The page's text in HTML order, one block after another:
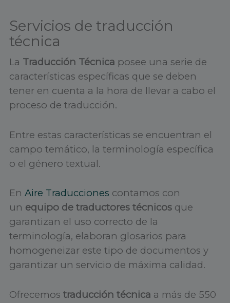
Servicios de traducción
técnica
La Traducción Técnica posee una serie de
características específicas que se deben
tener en cuenta a la hora de llevar a cabo el
proceso de traducción.
Entre estas características se encuentran el
campo temático, la terminología específica
o el género textual.
En Aire Traducciones contamos con
un equipo de traductores técnicos que
garantizan el uso correcto de la
terminología, elaboran glosarios para
homogeneizar este tipo de documentos y
garantizar un servicio de máxima calidad.
Ofrecemostraducción técnica a más de 550